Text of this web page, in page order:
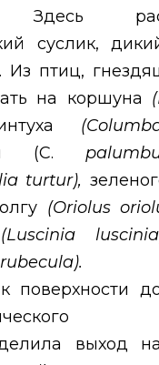
Здесь
суслик,
Из птиц,
на коршуна (
(
(С.
turtur),
(Oriolus
(Luscinia luscinia
rubecula).
поверхности
выход